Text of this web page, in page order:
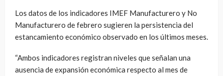
Los datos de los indicadores IMEF Manufacturero y No
Manufacturero de febrero sugieren la persistencia del
estancamiento económico observado en los últimos meses.
“Ambos indicadores registran niveles que señalan una
ausencia de expansión económica respecto al mes de